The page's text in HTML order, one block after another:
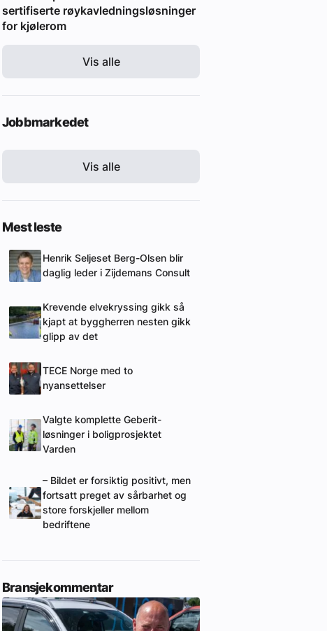
sertifiserte røykavledningsløsninger
for kjølerom
Vis alle
Jobbmarkedet
Vis alle
Mest leste
Henrik Seljeset Berg-Olsen blir
daglig leder i Zijdemans Consult
Krevende elvekryssing gikk så
kjapt at byggherren nesten gikk
glipp av det
TECE Norge med to
nyansettelser
Valgte komplette Geberit-
løsninger i boligprosjektet
Varden
– Bildet er forsiktig positivt, men
fortsatt preget av sårbarhet og
store forskjeller mellom
bedriftene
Bransjekommentar